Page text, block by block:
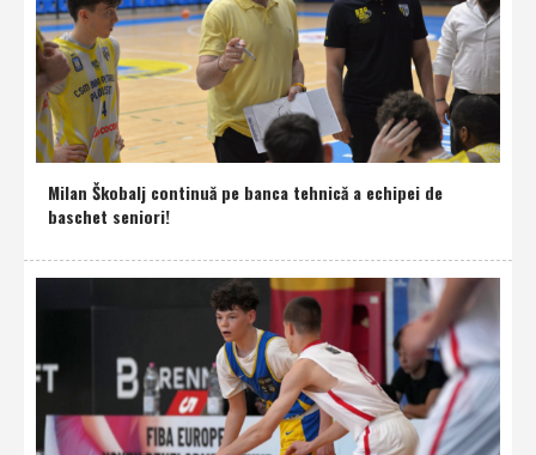
Milan Škobalj continuă pe banca tehnică a echipei de
baschet seniori!